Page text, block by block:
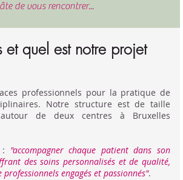
de vous rencontrer...
et quel est notre projet
professionnels pour la pratique de
Notre ​structure est de taille
de deux centres à Bruxelles
"accompagner chaque patient dans son
des soins personnalisés et de qualité,
engagés et passionnés".